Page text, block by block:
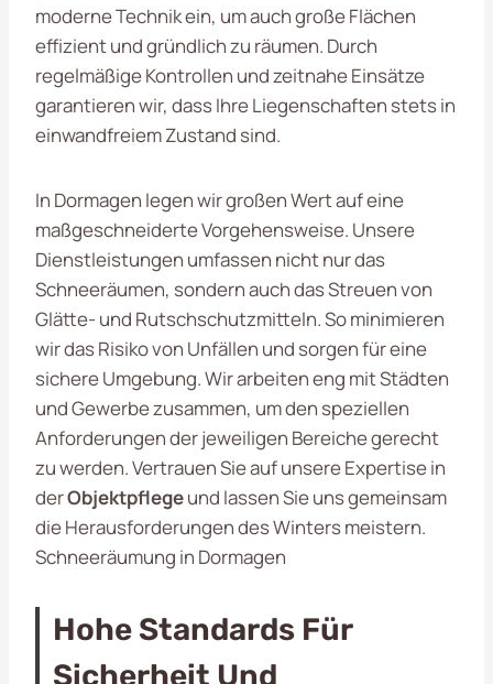
moderne Technik ein, um auch große Flächen
effizient und gründlich zu räumen. Durch
regelmäßige Kontrollen und zeitnahe Einsätze
garantieren wir, dass Ihre Liegenschaften stets in
einwandfreiem Zustand sind.
In Dormagen legen wir großen Wert auf eine
maßgeschneiderte Vorgehensweise. Unsere
Dienstleistungen umfassen nicht nur das
Schneeräumen, sondern auch das Streuen von
Glätte- und Rutschschutzmitteln. So minimieren
wir das Risiko von Unfällen und sorgen für eine
sichere Umgebung. Wir arbeiten eng mit Städten
und Gewerbe zusammen, um den speziellen
Anforderungen der jeweiligen Bereiche gerecht
zu werden. Vertrauen Sie auf unsere Expertise in
derObjektpflegeund lassen Sie uns gemeinsam
die Herausforderungen des Winters meistern.
Schneeräumung in Dormagen
Hohe Standards Für
Sicherheit Und